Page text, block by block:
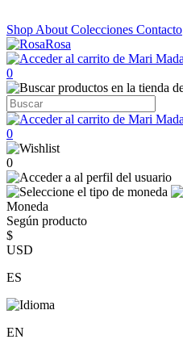
Shop About Colecciones Contacto
0
0
0
Moneda
Según producto
$
USD
ES
EN